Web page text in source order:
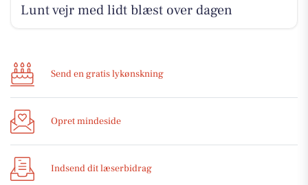
Lunt vejr med lidt blæst over dagen
Send en gratis lykønskning
Opret mindeside
Indsend dit læserbidrag